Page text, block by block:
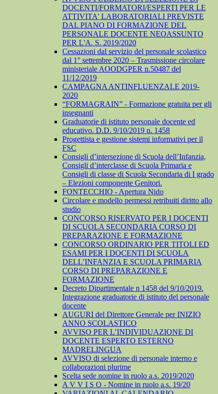
DOCENTI/FORMATORI/ESPERTI PER LE
ATTIVITA' LABORATORIALI PREVISTE
DAL PIANO DI FORMAZIONE DEL
PERSONALE DOCENTE NEOASSUNTO
PER L'A. S. 2019/2020
Cessazioni dal servizio del personale scolastico
dal 1° settembre 2020 – Trasmissione circolare
ministeriale AOODGPER n.50487 del
11/12/2019
CAMPAGNA ANTINFLUENZALE 2019-
2020
“FORMAGRAIN” - Formazione gratuita per gli
insegnanti
Graduatorie di istituto personale docente ed
educativo. D.D. 9/10/2019 n. 1458
Progettista e gestione sistemi informativi per il
FSC
Consigli d’intersezione di Scuola dell’Infanzia,
Consigli d’interclasse di Scuola Primaria e
Consigli di classe di Scuola Secondaria di I grado
– Elezioni componente Genitori.
FONTECCHIO - Apertura Nido
Circolare e modello permessi retribuiti diritto allo
studio
CONCORSO RISERVATO PER I DOCENTI
DI SCUOLA SECONDARIA CORSO DI
PREPARAZIONE E FORMAZIONE
CONCORSO ORDINARIO PER TITOLI ED
ESAMI PER I DOCENTI DI SCUOLA
DELL’INFANZIA E SCUOLA PRIMARIA
CORSO DI PREPARAZIONE E
FORMAZIONE
Decreto Dipartimentale n 1458 del 9/10/2019.
Integrazione graduatorie di istituto del personale
docente
AUGURI del Direttore Generale per INIZIO
ANNO SCOLASTICO
AVVISO PER L’INDIVIDUAZIONE DI
DOCENTE ESPERTO ESTERNO
MADRELINGUA
AVVISO di selezione di personale interno e
collaborazioni plurime
Scelta sede nomine in ruolo a.s. 2019/2020
A V V I S O - Nomine in ruolo a.s. 19/20